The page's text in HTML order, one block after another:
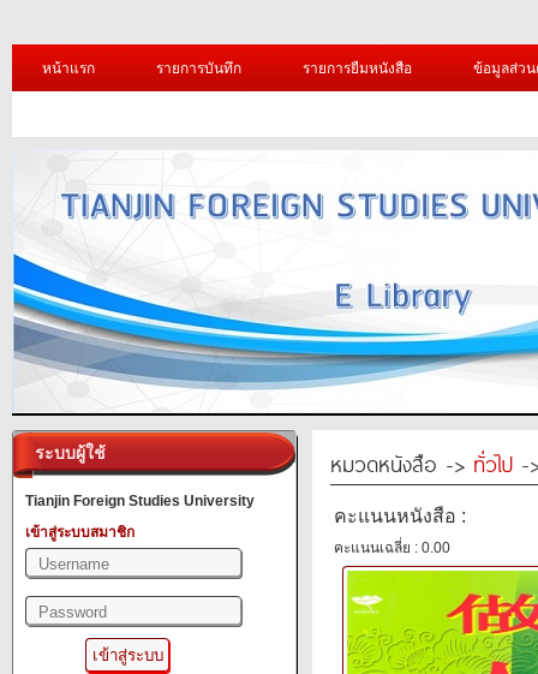
หน้าแรก รายการบันทึก รายการยืมหนังสือ ข้อมูลส่ว
ระบบผู้ใช้
Tianjin Foreign Studies University
เข้าสู่ระบบสมาชิก
หมวดหนังสือ -> ทั่วไป -
คะแนนหนังสือ :
คะแนนเฉลี่ย : 0.00